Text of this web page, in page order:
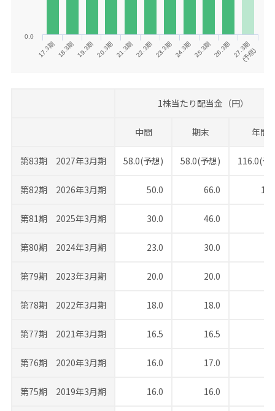
17.3期 18.3期 19.3期 20.3期 21.3期 22.3期 23.3期 24.3期 25.3期 26.3期 27.3期
(予想)
0.0
1株当たり配当金（円）
中間 期末 年間
第83期 2027年3月期 58.0(予想) 58.0(予想) 116.0(予
第82期 2026年3月期 50.0 66.0
第81期 2025年3月期 30.0 46.0
第80期 2024年3月期 23.0 30.0
第79期 2023年3月期 20.0 20.0
第78期 2022年3月期 18.0 18.0
第77期 2021年3月期 16.5 16.5
第76期 2020年3月期 16.0 17.0
第75期 2019年3月期 16.0 16.0